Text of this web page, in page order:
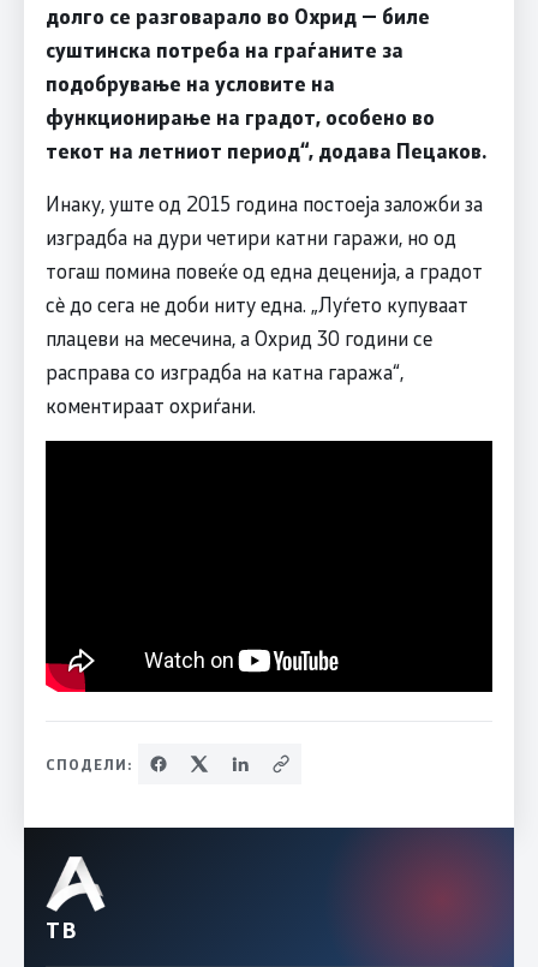
долго се разговарало во Охрид — биле
суштинска потреба на граѓаните за
подобрување на условите на
функционирање на градот, особено во
текот на летниот период“, додава Пецаков.
Инаку, уште од 2015 година постоеја заложби за
изградба на дури четири катни гаражи, но од
тогаш помина повеќе од една деценија, а градот
сè до сега не доби ниту една. „Луѓето купуваат
плацеви на месечина, а Охрид 30 години се
расправа со изградба на катна гаража“,
коментираат охриѓани.
СПОДЕЛИ:
ТВ